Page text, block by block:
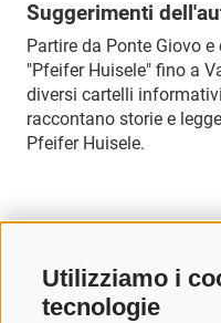
Utilizziamo i
tecnologie
Suggerimenti
Partire da Ponte Giovo
"Pfeifer Huisele" fino a
diversi cartelli
raccontano storie e
Pfeifer Huisele.